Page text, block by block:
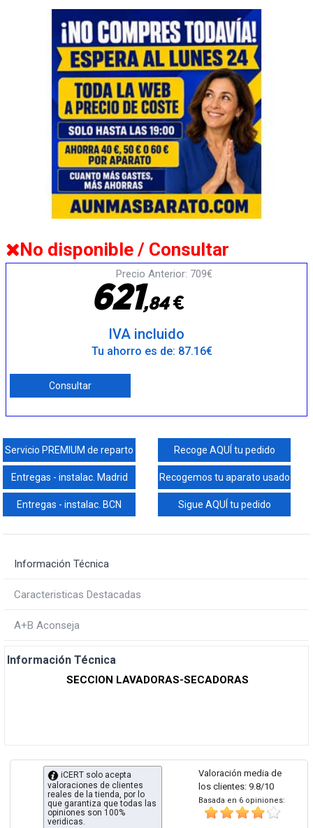
No disponible / Consultar
Precio Anterior: 709€
621,84€
IVA incluido
Tu ahorro es de: 87.16€
Consultar
Servicio PREMIUM de reparto Recoge AQUÍ tu pedido
Entregas - instalac. Madrid Recogemos tu aparato usado
Entregas - instalac. BCN Sigue AQUÍ tu pedido
Información Técnica
Caracteristicas Destacadas
A+B Aconseja
Información Técnica
SECCION LAVADORAS-SECADORAS
Valoración media de
los clientes: 9.8/10
Basada en 6 opiniones:
iCERT solo acepta
valoraciones de clientes
reales de la tienda, por lo
que garantiza que todas las
opiniones son 100%
veridicas.